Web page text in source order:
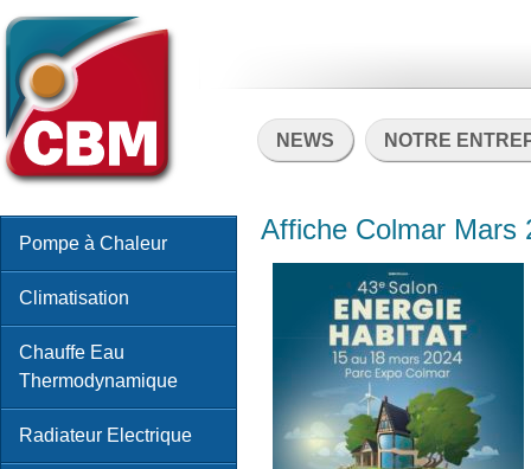
NEWS NOTRE
Pompe à Chaleur
Climatisation
Chauffe Eau
Thermodynamique
Radiateur Electrique
Affiche Colmar Mars